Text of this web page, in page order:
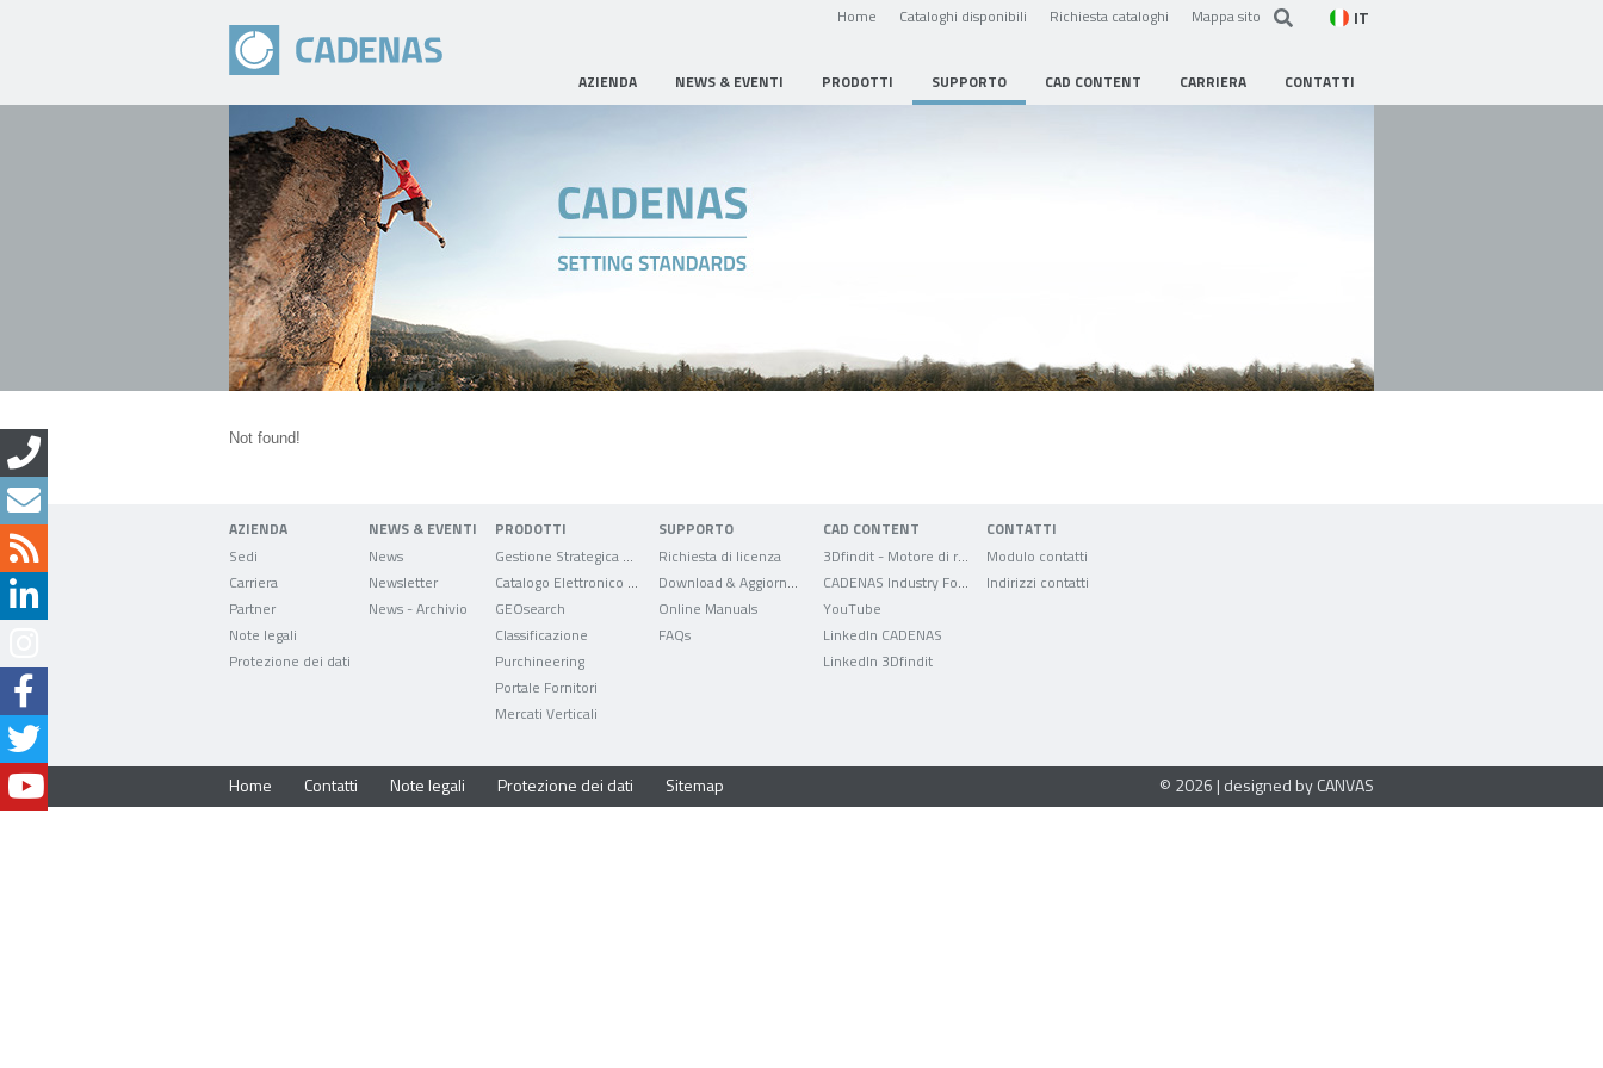
Home Cataloghi disponibili Richiesta cataloghi Mappa sito IT
AZIENDA NEWS & EVENTI PRODOTTI SUPPORTO CAD CONTENT CARRIERA CONTATTI
Not found!
AZIENDA
Sedi
Carriera
Partner
Note legali
Protezione dei dati
NEWS & EVENTI
News
Newsletter
News - Archivio
PRODOTTI
GEOsearch
Classificazione
Purchineering
Portale Fornitori
Mercati Verticali
SUPPORTO
Richiesta di licenza
Online Manuals
FAQs
CAD CONTENT
3Dfindit - Motore di ricerca per dati CAD
YouTube
LinkedIn CADENAS
LinkedIn 3Dfindit
CONTATTI
Modulo contatti
Indirizzi contatti
Home Contatti Note legali Protezione dei dati Sitemap © 2026 | designed by CANVAS